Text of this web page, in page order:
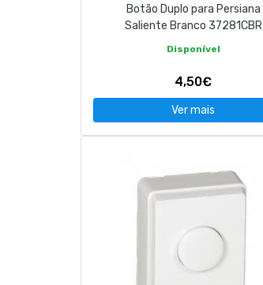
geral@luxivo.pt
Botão Duplo para Persiana
Saliente Branco 37281CBR
Disponível
4,50€
Ver mais